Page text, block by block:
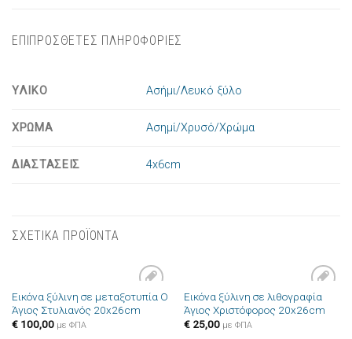
ΕΠΙΠΡΟΣΘΕΤΕΣ ΠΛΗΡΟΦΟΡΙΕΣ
ΥΛΙΚΟ Ασήμι/Λευκό ξύλο
ΧΡΩΜΑ Ασημί/Χρυσό/Χρώμα
ΔΙΑΣΤΑΣΕΙΣ 4x6cm
ΣΧΕΤΙΚΑ ΠΡΟΪΟΝΤΑ
Πρόσθήκη
στην λίστα
Εικόνα ξύλινη σε μεταξοτυπία Ο
Άγιος Στυλιανός 20x26cm
€100,00 με ΦΠΑ
Πρόσθήκη
στην λίστα
Εικόνα ξύλινη σε λιθογραφία
Άγιος Χριστόφορος 20x26cm
€25,00 με ΦΠΑ